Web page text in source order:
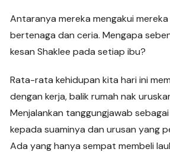
Antaranya mereka mengakui
bertenaga dan ceria. Mengapa
kesan Shaklee pada setiap ibu?
Rata-rata kehidupan kita hari ini
dengan kerja, balik rumah nak
Menjalankan tanggungjawab
kepada suaminya dan urusan yang
Ada yang hanya sempat membeli